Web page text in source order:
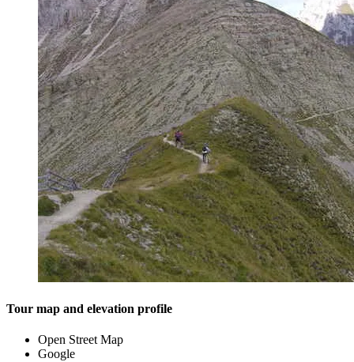
Tour map and elevation profile
Open Street Map
Google